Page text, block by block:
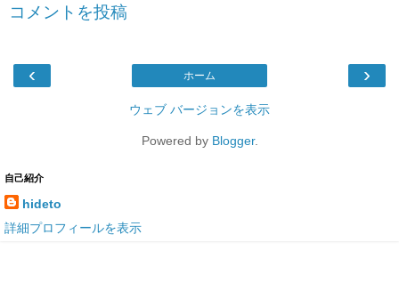
コメントを投稿
‹ ›
ホーム
ウェブ バージョンを表示
Powered by Blogger.
自己紹介
hideto
詳細プロフィールを表示